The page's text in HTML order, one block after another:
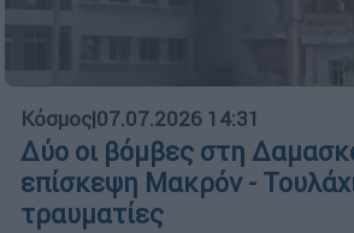
Κόσμος|07.07.2026 14:31
Δύο οι βόμβες στη
επίσκεψη Μακρόν -
τραυματίες